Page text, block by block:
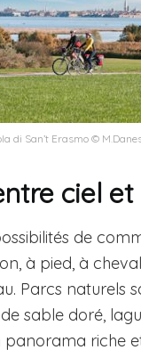
di San’t Erasmo ©
ciel
de
à pied, à
Parcs naturels
sable doré,
riche